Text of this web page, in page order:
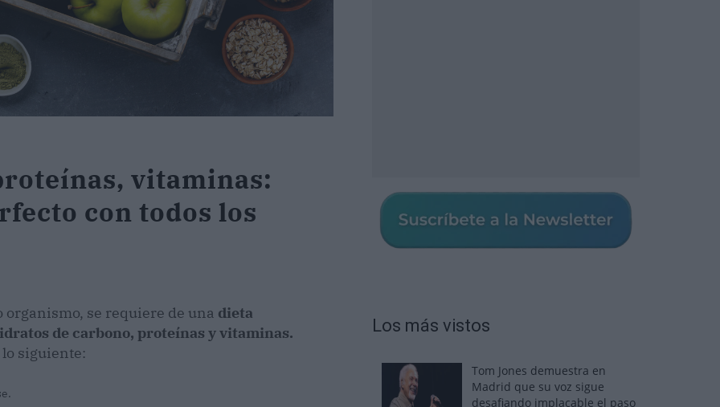
vitaminas:
con todos los
se requiere de una dieta
de carbono, proteínas y vitaminas.
siguiente:
Los más vistos
Tom Jones demuestra en
Madrid que su voz sigue
desafiando implacable el paso